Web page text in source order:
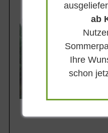
ab
Ihre
schon